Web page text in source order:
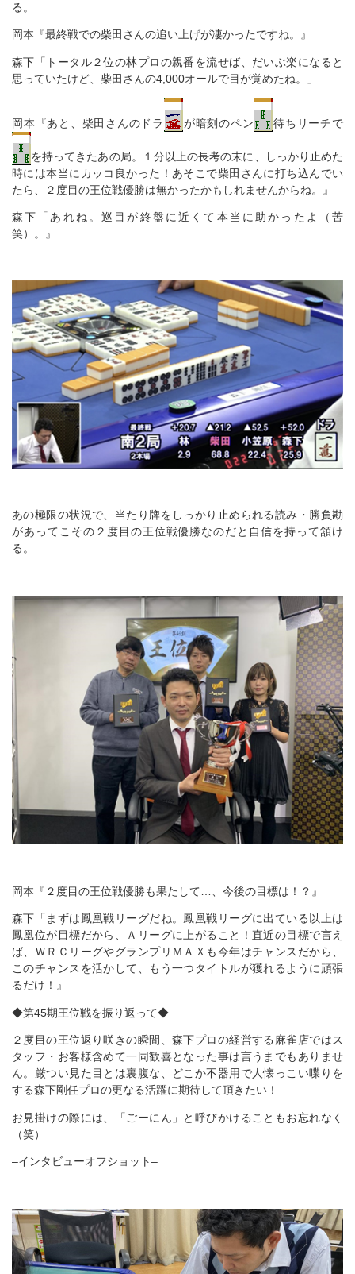
る。
岡本『最終戦での柴田さんの追い上げが凄かったですね。』
森下「トータル２位の林プロの親番を流せば、だいぶ楽になると
思っていたけど、柴田さんの4,000オールで目が覚めたね。」
岡本『あと、柴田さんのドラ が暗刻のペン 待ちリーチで
を持ってきたあの局。１分以上の長考の末に、しっかり止めた
時には本当にカッコ良かった！あそこで柴田さんに打ち込んでい
たら、２度目の王位戦優勝は無かったかもしれませんからね。』
森下「あれね。巡目が終盤に近くて本当に助かったよ（苦
笑）。』
あの極限の状況で、当たり牌をしっかり止められる読み・勝負勘
があってこその２度目の王位戦優勝なのだと自信を持って頷け
る。
岡本『２度目の王位戦優勝も果たして…、今後の目標は！？』
森下「まずは鳳凰戦リーグだね。鳳凰戦リーグに出ている以上は
鳳凰位が目標だから、Ａリーグに上がること！直近の目標で言え
ば、ＷＲＣリーグやグランプリＭＡＸも今年はチャンスだから、
このチャンスを活かして、もう一つタイトルが獲れるように頑張
るだけ！』
◆第45期王位戦を振り返って◆
２度目の王位返り咲きの瞬間、森下プロの経営する麻雀店ではス
タッフ・お客様含めて一同歓喜となった事は言うまでもありませ
ん。厳つい見た目とは裏腹な、どこか不器用で人懐っこい喋りを
する森下剛任プロの更なる活躍に期待して頂きたい！
お見掛けの際には、「ごーにん」と呼びかけることもお忘れなく
（笑）
–インタビューオフショット–